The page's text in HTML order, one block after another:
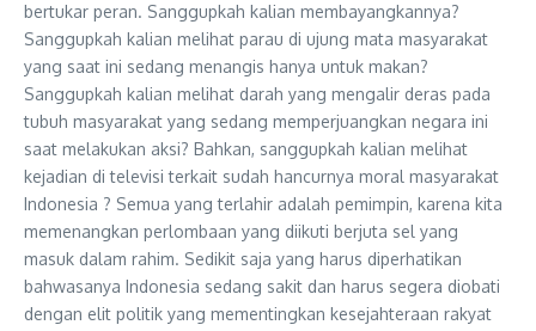
bertukar peran. Sanggupkah kalian membayangkannya?
Sanggupkah kalian melihat parau di ujung mata masyarakat
yang saat ini sedang menangis hanya untuk makan?
Sanggupkah kalian melihat darah yang mengalir deras pada
tubuh masyarakat yang sedang memperjuangkan negara ini
saat melakukan aksi? Bahkan, sanggupkah kalian melihat
kejadian di televisi terkait sudah hancurnya moral masyarakat
Indonesia ? Semua yang terlahir adalah pemimpin, karena kita
memenangkan perlombaan yang diikuti berjuta sel yang
masuk dalam rahim. Sedikit saja yang harus diperhatikan
bahwasanya Indonesia sedang sakit dan harus segera diobati
dengan elit politik yang mementingkan kesejahteraan rakyat